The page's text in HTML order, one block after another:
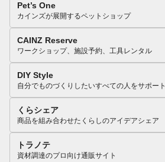
Pet’s One
カインズが展開するペットショップ
CAINZ Reserve
ワークショップ、施設予約、工具レンタル
DIY Style
自分でものづくりしたいすべての人をサポート
くらシェア
商品を組み合わせたくらしのアイデアシェア
トラノテ
資材調達のプロ向け通販サイト